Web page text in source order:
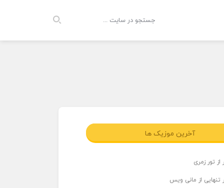
آخرین موزیک ها
تور زمری
تنهایی از مانی ویس